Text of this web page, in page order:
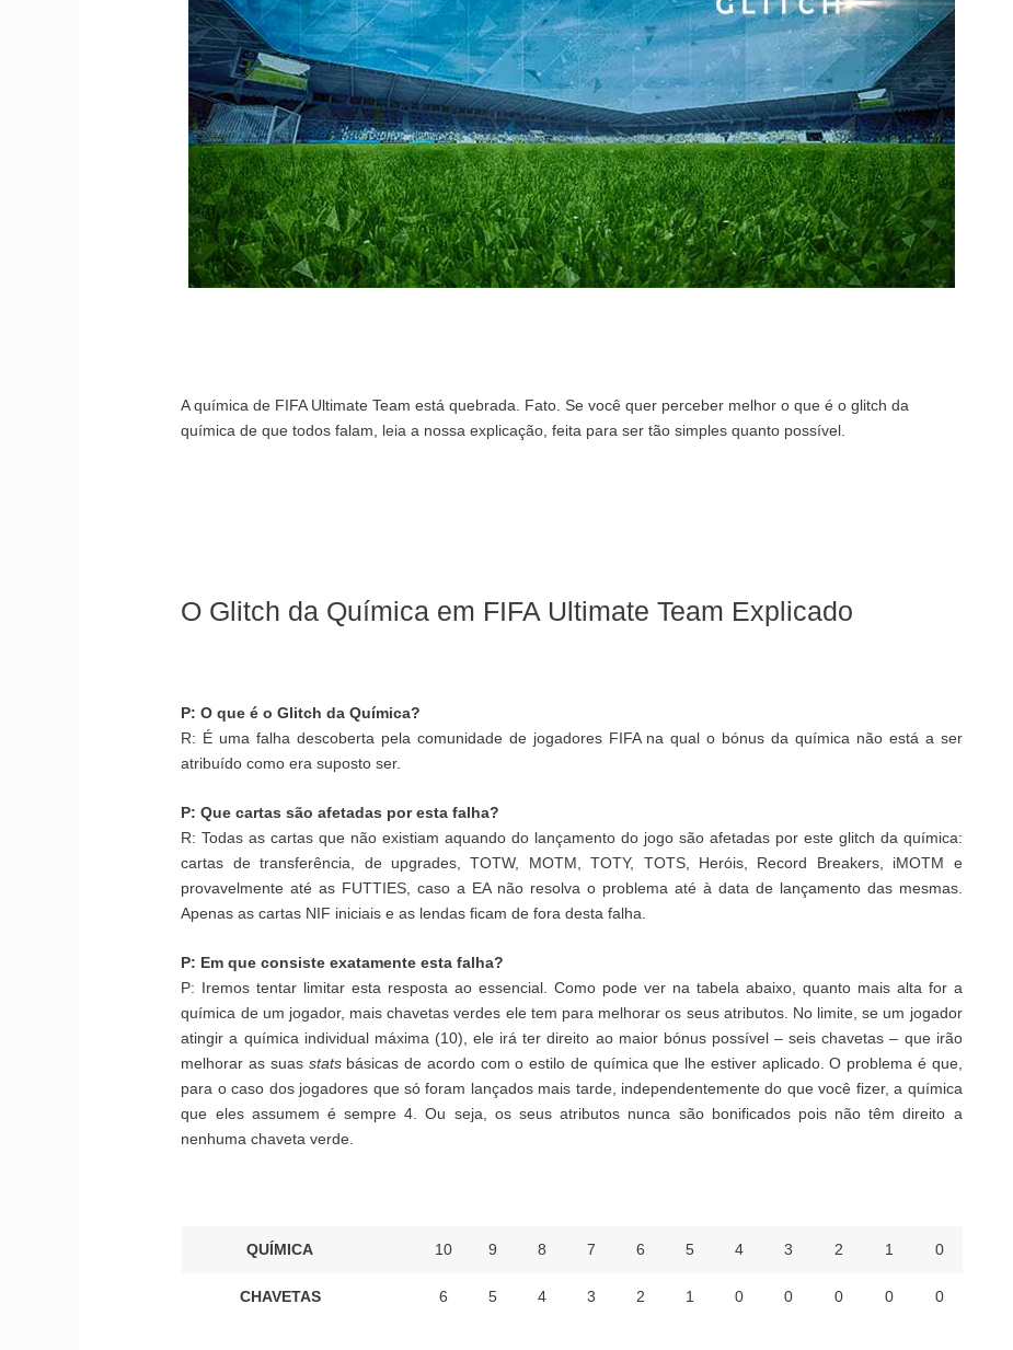
A química de FIFA Ultimate Team está quebrada. Fato. Se você quer perceber melhor o que é o glitch da
química de que todos falam, leia a nossa explicação, feita para ser tão simples quanto possível.
O Glitch da Química em FIFA Ultimate Team Explicado
P: O que é o Glitch da Química?
R: É uma falha descoberta pela comunidade de jogadores FIFA na qual o bónus da química não está a ser
atribuído como era suposto ser.
P: Que cartas são afetadas por esta falha?
R: Todas as cartas que não existiam aquando do lançamento do jogo são afetadas por este glitch da química:
cartas de transferência, de upgrades, TOTW, MOTM, TOTY, TOTS, Heróis, Record Breakers, iMOTM e
provavelmente até as FUTTIES, caso a EA não resolva o problema até à data de lançamento das mesmas.
Apenas as cartas NIF iniciais e as lendas ficam de fora desta falha.
P: Em que consiste exatamente esta falha?
P: Iremos tentar limitar esta resposta ao essencial. Como pode ver na tabela abaixo, quanto mais alta for a
química de um jogador, mais chavetas verdes ele tem para melhorar os seus atributos. No limite, se um jogador
atingir a química individual máxima (10), ele irá ter direito ao maior bónus possível – seis chavetas – que irão
melhorar as suas statsbásicas de acordo com o estilo de química que lhe estiver aplicado. O problema é que,
para o caso dos jogadores que só foram lançados mais tarde, independentemente do que você fizer, a química
que eles assumem é sempre 4. Ou seja, os seus atributos nunca são bonificados pois não têm direito a
nenhuma chaveta verde.
QUÍMICA 10 9 8 7 6 5 4 3 2 1 0
CHAVETAS 6 5 4 3 2 1 0 0 0 0 0